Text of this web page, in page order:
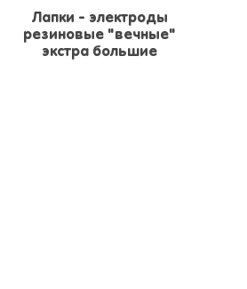
Лапки - электроды
резиновые "вечные"
экстра большие